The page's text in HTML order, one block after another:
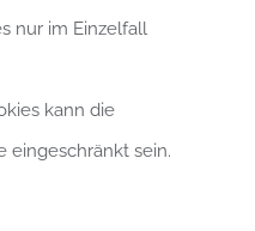
nur im Einzelfall
kann die
eingeschränkt sein.